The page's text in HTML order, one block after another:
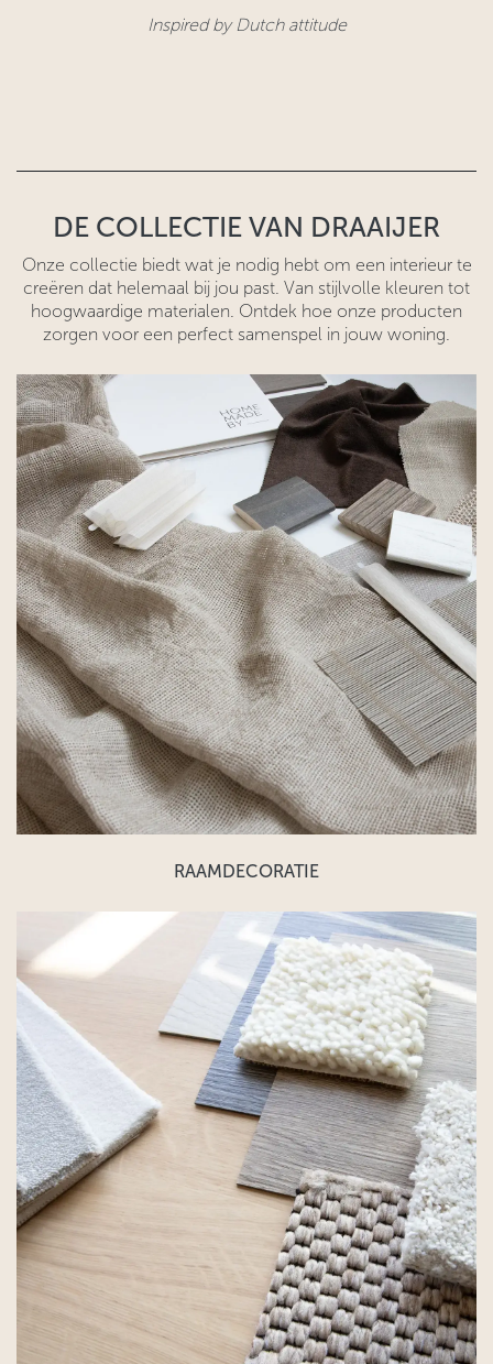
Inspired by Dutch attitude​
DE COLLECTIE VAN DRAAIJER
Onze collectie biedt wat je nodig hebt om een interieur te
creëren dat helemaal bij jou past. Van stijlvolle kleuren tot
hoogwaardige materialen. Ontdek hoe onze producten
zorgen voor een perfect samenspel in jouw woning.
RAAMDECORATIE